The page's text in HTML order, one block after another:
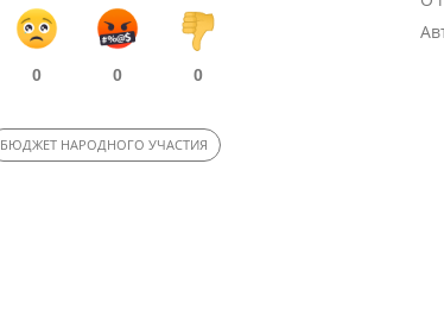
0 0 0
БЮДЖЕТ НАРОДНОГО УЧАСТИЯ